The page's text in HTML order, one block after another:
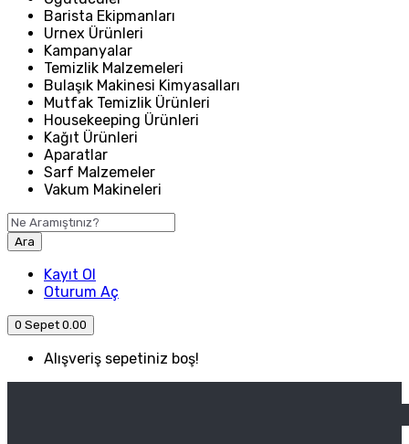
Barista Ekipmanları
Urnex Ürünleri
Kampanyalar
Temizlik Malzemeleri
Bulaşık Makinesi Kimyasalları
Mutfak Temizlik Ürünleri
Housekeeping Ürünleri
Kağıt Ürünleri
Aparatlar
Sarf Malzemeler
Vakum Makineleri
Ara
Kayıt Ol
Oturum Aç
0 Sepet 0.00
Alışveriş sepetiniz boş!